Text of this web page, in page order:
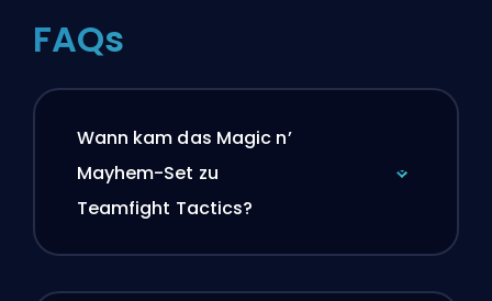
FAQs
Wann kam das Magic n’
Mayhem-Set zu
Teamfight Tactics?